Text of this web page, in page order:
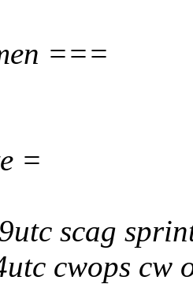
===
=
scag
cwops cw